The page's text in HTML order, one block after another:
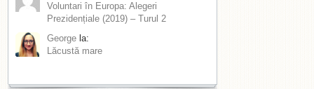
Voluntari în Europa: Alegeri
Prezidențiale (2019) – Turul 2
George la:
Lăcustă mare